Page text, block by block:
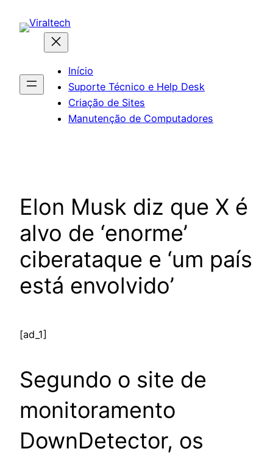
para
Início
Suporte Técnico e Help Desk
Criação de Sites
Manutenção de Computadores
Elon Musk diz que X é
alvo de ‘enorme’
ciberataque e ‘um país
está envolvido’
[ad_1]
Segundo o site de
monitoramento
DownDetector, os